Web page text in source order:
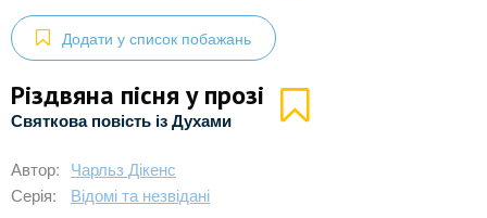
Додати у список побажань
Різдвяна пісня у прозі
Святкова повість із Духами
Автор: Чарльз Дікенс
Серія:
Відомі та незвідані